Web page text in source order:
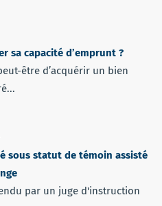
sa capacité d’emprunt ?
être d’acquérir un bien
sous statut de témoin assisté
par un juge d'instruction